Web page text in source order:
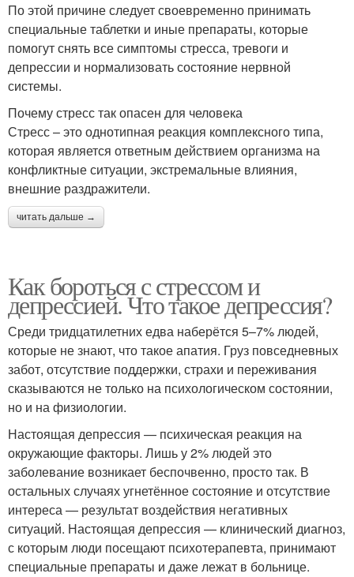
По этой причине следует своевременно принимать
специальные таблетки и иные препараты, которые
помогут снять все симптомы стресса, тревоги и
депрессии и нормализовать состояние нервной
системы.
Почему стресс так опасен для человека
Стресс – это однотипная реакция комплексного типа,
которая является ответным действием организма на
конфликтные ситуации, экстремальные влияния,
внешние раздражители.
читать дальше →
Как бороться с стрессом и
депрессией. Что такое депрессия?
Среди тридцатилетних едва наберётся 5–7% людей,
которые не знают, что такое апатия. Груз повседневных
забот, отсутствие поддержки, страхи и переживания
сказываются не только на психологическом состоянии,
но и на физиологии.
Настоящая депрессия — психическая реакция на
окружающие факторы. Лишь у 2% людей это
заболевание возникает беспочвенно, просто так. В
остальных случаях угнетённое состояние и отсутствие
интереса — результат воздействия негативных
ситуаций. Настоящая депрессия — клинический диагноз,
с которым люди посещают психотерапевта, принимают
специальные препараты и даже лежат в больнице.